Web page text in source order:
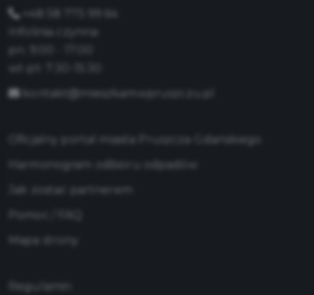
+48 58 775 99 64
Infolinia czynna:
kontakt@mieszkamwpruszczu.pl
Oficjalny portal miasta Pruszcza Gdańskiego
Harmonogram odbioru odpadów
Jak zostać partnerem
Mapa strony
Regulamin